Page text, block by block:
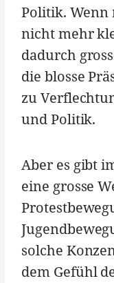
Politik. Wenn
nicht mehr
dadurch
die blosse
zu
und Politik.
Aber es gibt
eine grosse
solche
dem Gefühl